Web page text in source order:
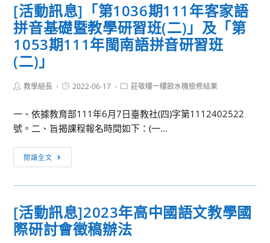
學
年
度
基
高
中
學
甄
選
題
暨
[活動訊息]「第1036期111年客家語
拼音基礎暨教學研習班(二)」及「第
1053期111年閩南語拼音研習班
(二)」
Post教學組長
Post2022-06-17
Post莊敬樓一樓飲水機檢修結果
一、依據教育部111年6月7日臺教社(四)字第1112402522
號。二、旨揭課程報名時間如下：(一...
閱讀全文
動
訊
「第
1036
[活動訊息]2023年高中國語文教學國
際研討會徵稿辦法